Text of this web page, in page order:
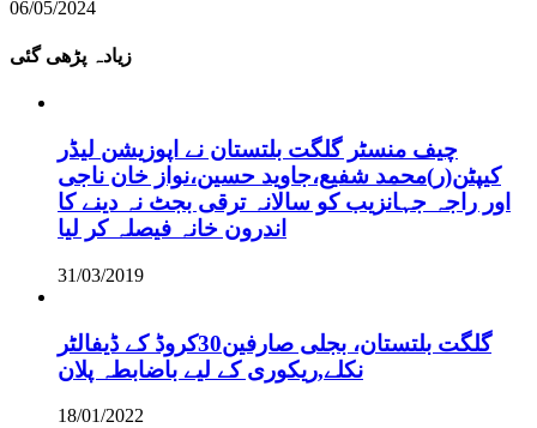
06/05/2024
زیادہ پڑھی گئی
چیف منسٹر گلگت بلتستان نے اپوزیشن لیڈر
کیپٹن(ر)محمد شفیع،جاوید حسین،نواز خان ناجی
اور راجہ جہانزیب کو سالانہ ترقی بجٹ نہ دینے کا
اندرون خانہ فیصلہ کر لیا
31/03/2019
گلگت بلتستان، بجلی صارفین30کروڈ کے ڈیفالٹر
نکلے,ریکوری کے لیے باضابطہ پلان
18/01/2022